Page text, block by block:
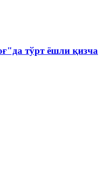
тўрт ёшли қизча